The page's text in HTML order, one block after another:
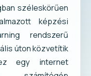
széleskörűen
képzési
rendszerű
úton közvetítik
egy internet